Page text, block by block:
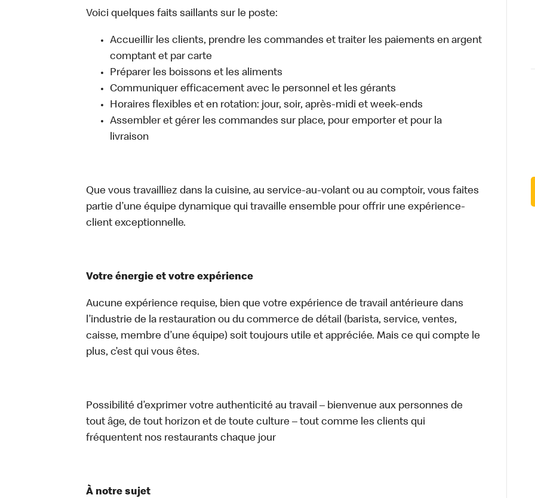
Voici quelques faits saillants sur le poste:
Accueillir les clients, prendre les commandes et traiter les paiements en argent
comptant et par carte
Préparer les boissons et les aliments
Communiquer efficacement avec le personnel et les gérants
Horaires flexibles et en rotation: jour, soir, après-midi et week-ends
Assembler et gérer les commandes sur place, pour emporter et pour la
livraison
Que vous travailliez dans la cuisine, au service-au-volant ou au comptoir, vous faites
partie d’une équipe dynamique qui travaille ensemble pour offrir une expérience-
client exceptionnelle.
Votre énergie et votre expérience
Aucune expérience requise, bien que votre expérience de travail antérieure dans
l’industrie de la restauration ou du commerce de détail (barista, service, ventes,
caisse, membre d’une équipe) soit toujours utile et appréciée. Mais ce qui compte le
plus, c’est qui vous êtes.
Possibilité d’exprimer votre authenticité au travail – bienvenue aux personnes de
tout âge, de tout horizon et de toute culture – tout comme les clients qui
fréquentent nos restaurants chaque jour
À notre sujet